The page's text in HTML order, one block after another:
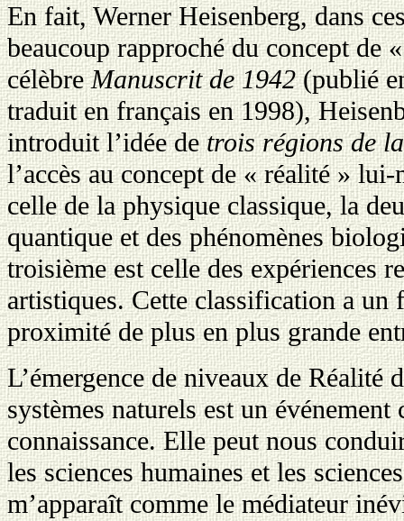
En fait, Werner Heisenberg, dans
beaucoup rapproché du concept de
célèbreManuscrit de 1942(publié
traduit en français en 1998),
introduit l’idée detrois régions de
l’accès au concept de « réalité »
celle de la physique classique, la
quantique et des phénomènes
troisième est celle des expériences
artistiques. Cette classification a
proximité de plus en plus grande
L’émergence de niveaux de Réalité
systèmes naturels est un
connaissance. Elle peut nous
les sciences humaines et les
m’apparaît comme le médiateur